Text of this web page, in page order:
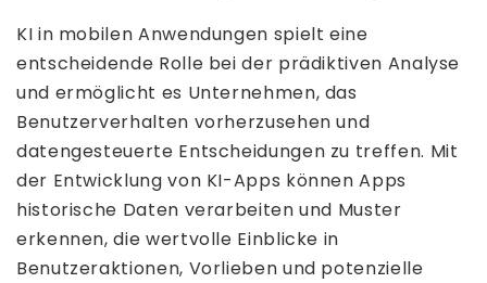
KI in mobilen Anwendungen spielt eine
entscheidende Rolle bei der prädiktiven Analyse
und ermöglicht es Unternehmen, das
Benutzerverhalten vorherzusehen und
datengesteuerte Entscheidungen zu treffen. Mit
der Entwicklung von KI-Apps können Apps
historische Daten verarbeiten und Muster
erkennen, die wertvolle Einblicke in
Benutzeraktionen, Vorlieben und potenzielle